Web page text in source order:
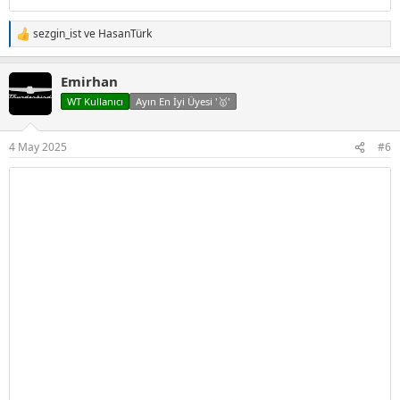
T
e
i
sezgin_istve HasanTürk
Emirhan
WT Kullanıcı Ayın En İyi Üyesi '🥇'
4 May 2025 #6